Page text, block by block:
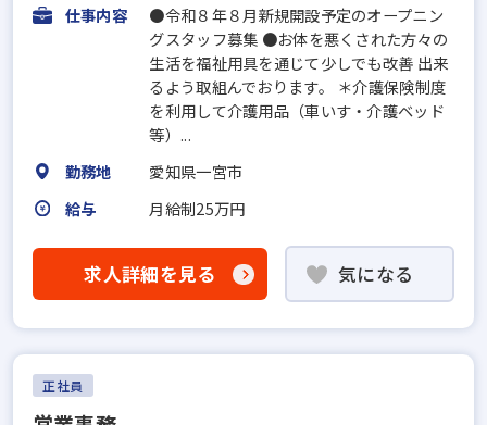
仕事内容
●令和８年８月新規開設予定のオープニン
グスタッフ募集 ●お体を悪くされた方々の
生活を福祉用具を通じて少しでも改善 出来
るよう取組んでおります。 ＊介護保険制度
を利用して介護用品（車いす・介護ベッド
等）...
勤務地
愛知県一宮市
給与
月給制25万円
求人詳細を見る 気になる
正社員